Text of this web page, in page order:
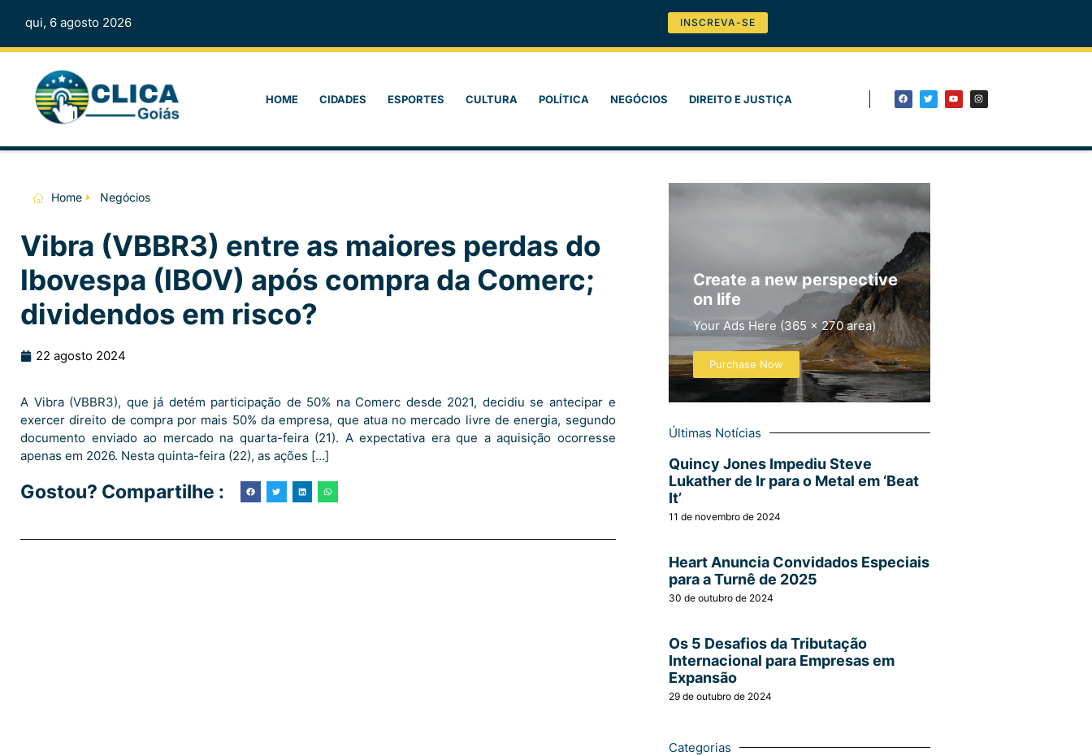
qui, 6 agosto 2026 INSCREVA-SE
HOME CIDADES ESPORTES CULTURA POLÍTICA NEGÓCIOS DIREITO E JUSTIÇA
Home Negócios
Vibra (VBBR3) entre as maiores perdas do
Ibovespa (IBOV) após compra da Comerc;
dividendos em risco?
22 agosto 2024
A Vibra (VBBR3), que já detém participação de 50% na Comerc desde 2021, decidiu se antecipar e
exercer direito de compra por mais 50% da empresa, que atua no mercado livre de energia, segundo
documento enviado ao mercado na quarta-feira (21). A expectativa era que a aquisição ocorresse
apenas em 2026. Nesta quinta-feira (22), as ações […]
Gostou? Compartilhe :
Create a new perspective
on life
Your Ads Here (365 x 270 area)
Purchase Now
Últimas Notícias
Quincy Jones Impediu Steve
Lukather de Ir para o Metal em ‘Beat
It’
11 de novembro de 2024
Heart Anuncia Convidados Especiais
para a Turnê de 2025
30 de outubro de 2024
Os 5 Desafios da Tributação
Internacional para Empresas em
Expansão
29 de outubro de 2024
Categorias